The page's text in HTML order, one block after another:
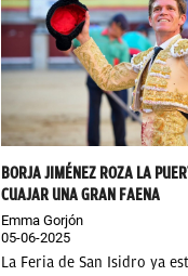
BORJA JIMÉNEZ ROZA LA
CUAJAR UNA GRAN FAENA
Emma Gorjón
05-06-2025
La Feria de San Isidro ya